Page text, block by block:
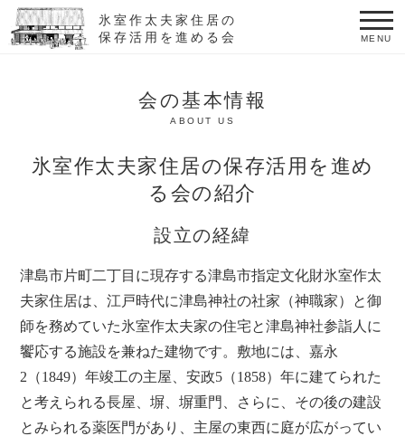
氷室作太夫家住居の
保存活用を進める会
MENU
会の基本情報
ABOUT US
氷室作太夫家住居の保存活用を進め
る会の紹介
設立の経緯
津島市片町二丁目に現存する津島市指定文化財氷室作太
夫家住居は、江戸時代に津島神社の社家（神職家）と御
師を務めていた氷室作太夫家の住宅と津島神社参詣人に
饗応する施設を兼ねた建物です。敷地には、嘉永
2（1849）年竣工の主屋、安政5（1858）年に建てられた
と考えられる長屋、塀、塀重門、さらに、その後の建設
とみられる薬医門があり、主屋の東西に庭が広がってい